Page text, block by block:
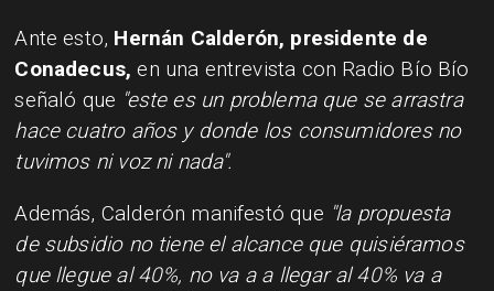
Ante esto, Hernán Calderón, presidente de
Conadecus, en una entrevista con Radio Bío Bío
señaló que "este es un problema que se arrastra
hace cuatro años y donde los consumidores no
tuvimos ni voz ni nada".
Además, Calderón manifestó que "la propuesta
de subsidio no tiene el alcance que quisiéramos
que llegue al 40%, no va a a llegar al 40% va a